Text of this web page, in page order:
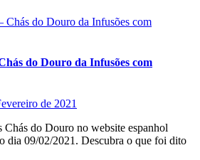
do Douro da Infusões com
de 2021
Chás do Douro no website espanhol
dia 09/02/2021. Descubra o que foi dito